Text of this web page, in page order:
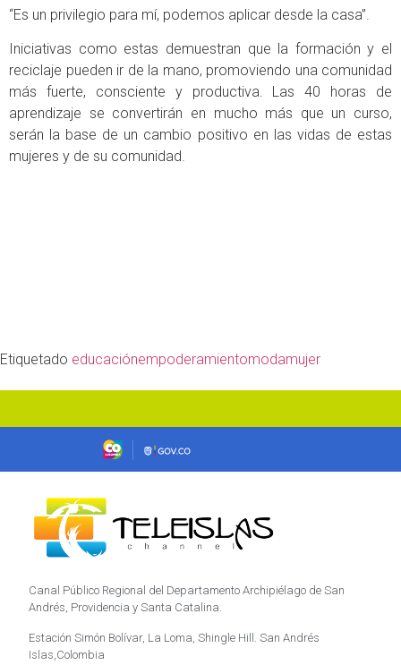
“Es un privilegio para mí, podemos aplicar desde la casa”.
Iniciativas como estas demuestran que la formación y el
reciclaje pueden ir de la mano, promoviendo una comunidad
más fuerte, consciente y productiva. Las 40 horas de
aprendizaje se convertirán en mucho más que un curso,
serán la base de un cambio positivo en las vidas de estas
mujeres y de su comunidad.
Etiquetado educaciónempoderamientomodamujer
Canal Público Regional del Departamento Archipiélago de San
Andrés, Providencia y Santa Catalina.
Estación Simón Bolívar, La Loma, Shingle Hill. San Andrés
Islas,Colombia